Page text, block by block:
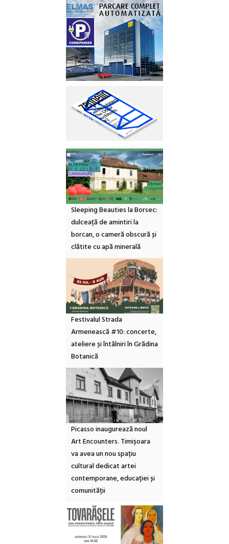
Sleeping Beauties la Borsec:
dulceață de amintiri la
borcan, o cameră obscură și
clătite cu apă minerală
Festivalul Strada
Armenească #10: concerte,
ateliere și întâlniri în Grădina
Botanică
Picasso inaugurează noul
Art Encounters. Timișoara
va avea un nou spațiu
cultural dedicat artei
contemporane, educației și
comunității